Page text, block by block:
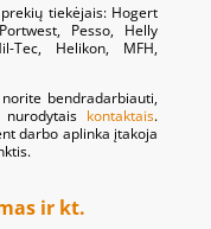
tiekėjais: Hogert
Pesso, Helly
Tec, Helikon, MFH,
bendradarbiauti,
kontaktais.
darbo aplinka įtakoja
ir kt.